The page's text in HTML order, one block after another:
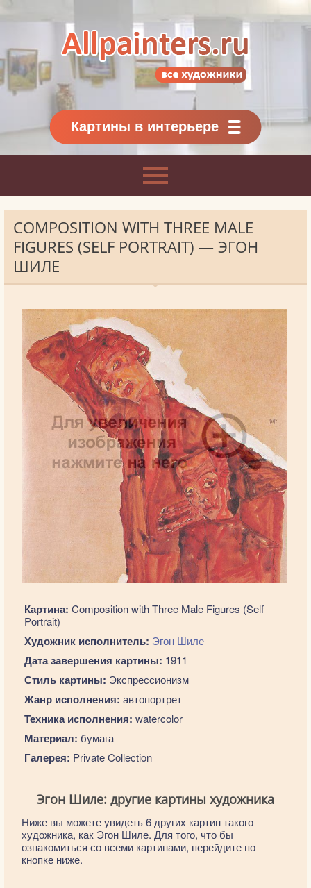
Картины классиков
и современников
Картины в интерьере
COMPOSITION WITH THREE MALE
FIGURES (SELF PORTRAIT) — ЭГОН
ШИЛЕ
Картина: Composition with Three Male Figures (Self
Portrait)
Художник исполнитель: Эгон Шиле
Дата завершения картины: 1911
Стиль картины: Экспрессионизм
Жанр исполнения: автопортрет
Техника исполнения: watercolor
Материал: бумага
Галерея: Private Collection
Эгон Шиле: другие картины художника
Ниже вы можете увидеть 6 других картин такого
художника, как Эгон Шиле. Для того, что бы
ознакомиться со всеми картинами, перейдите по
кнопке ниже.